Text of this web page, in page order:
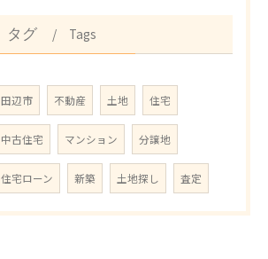
タグ Tags
田辺市 不動産 土地 住宅
中古住宅 マンション 分譲地
住宅ローン 新築 土地探し 査定